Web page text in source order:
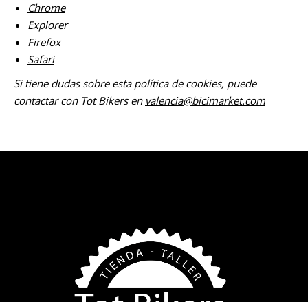
Chrome
Explorer
Firefox
Safari
Si tiene dudas sobre esta política de cookies, puede
contactar con Tot Bikers en valencia@bicimarket.com